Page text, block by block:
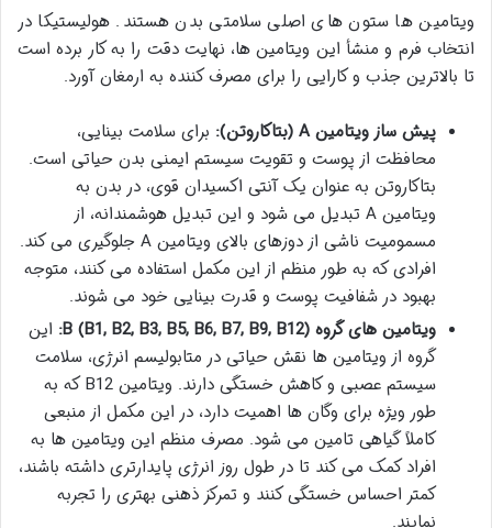
ویتامین ها ستون های اصلی سلامتی بدن هستند. هولیستیکا در
انتخاب فرم و منشأ این ویتامین ها، نهایت دقت را به کار برده است
تا بالاترین جذب و کارایی را برای مصرف کننده به ارمغان آورد.
پیش ساز ویتامین A (بتاکاروتن):
برای سلامت بینایی،
محافظت از پوست و تقویت سیستم ایمنی بدن حیاتی است.
بتاکاروتن به عنوان یک آنتی اکسیدان قوی، در بدن به
ویتامین A تبدیل می شود و این تبدیل هوشمندانه، از
مسمومیت ناشی از دوزهای بالای ویتامین A جلوگیری می کند.
افرادی که به طور منظم از این مکمل استفاده می کنند، متوجه
بهبود در شفافیت پوست و قدرت بینایی خود می شوند.
ویتامین های گروه B (B1, B2, B3, B5, B6, B7, B9, B12):
این
گروه از ویتامین ها نقش حیاتی در متابولیسم انرژی، سلامت
سیستم عصبی و کاهش خستگی دارند. ویتامین B12 که به
طور ویژه برای وگان ها اهمیت دارد، در این مکمل از منبعی
کاملاً گیاهی تامین می شود. مصرف منظم این ویتامین ها به
افراد کمک می کند تا در طول روز انرژی پایدارتری داشته باشند،
کمتر احساس خستگی کنند و تمرکز ذهنی بهتری را تجربه
نمایند.